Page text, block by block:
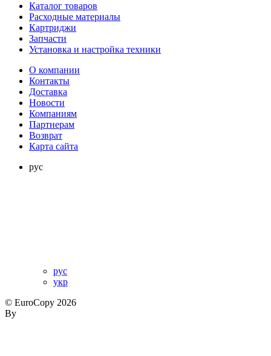
Каталог товаров
Расходные материалы
Картриджи
Запчасти
Установка и настройка техники
О компании
Контакты
Доставка
Новости
Компаниям
Партнерам
Возврат
Карта сайта
рус
рус
укр
© EuroCopy 2026
By